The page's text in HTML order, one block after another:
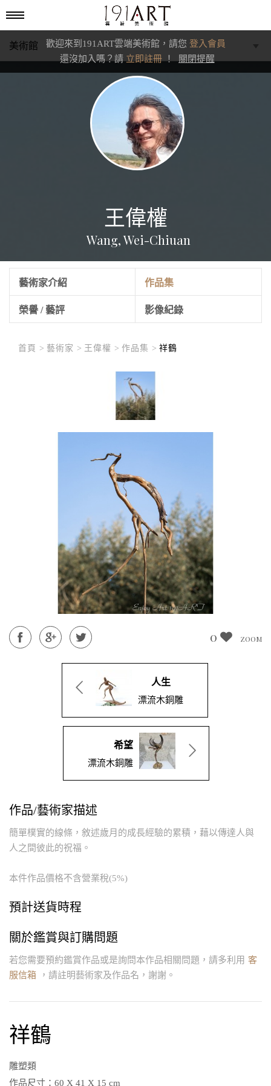
歡迎來到191ART雲端美術館，請您 登入會員
還沒加入嗎？請 立即註冊！ 關閉提醒
美術館
王偉權
Wang, Wei-Chiuan
藝術家介紹 作品集
榮譽 / 藝評 影像紀錄
首頁 > 藝術家 > 王偉權 > 作品集 > 祥鶴
0 ZOOM
人生
漂流木銅雕
希望
漂流木銅雕
作品/藝術家描述
簡單樸實的線條，敘述歲月的成長經驗的累積，藉以傳達人與
人之間彼此的祝福。
本件作品價格不含營業稅(5%)
預計送貨時程
關於鑑賞與訂購問題
若您需要預約鑑賞作品或是詢問本作品相關問題，請多利用 客
服信箱
，請註明藝術家及作品名，謝謝。
祥鶴
雕塑類
作品尺寸： 60 X 41 X 15 cm